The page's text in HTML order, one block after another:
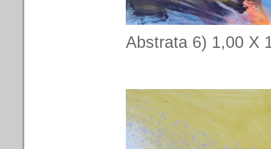
Abstrata 6) 1,00 X